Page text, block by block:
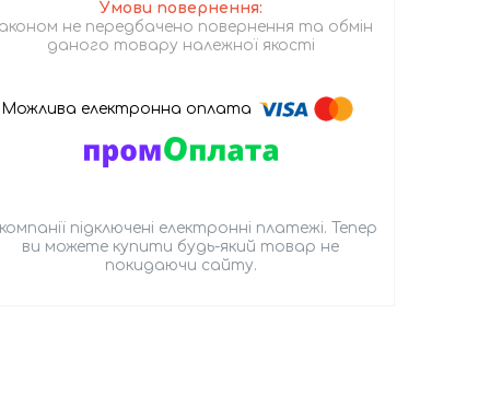
не передбачено повернення та обмін
даного товару належної якості
підключені електронні платежі. Тепер
ви можете купити будь-який товар не
покидаючи сайту.